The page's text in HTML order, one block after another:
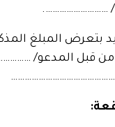
بتعرض المبلغ
قبل المدعو/